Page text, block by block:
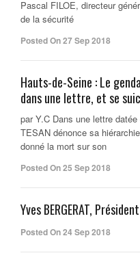
Pascal FILOE, directeur
de la sécurité
Posted On 27 Sep 2018
Hauts-de-Seine : Le
dans une lettre, et se
par Y.C Dans une lettre
TESAN dénonce sa
donné la mort sur son
Posted On 25 Sep 2018
Yves BERGERAT,
Posted On 24 Sep 2018